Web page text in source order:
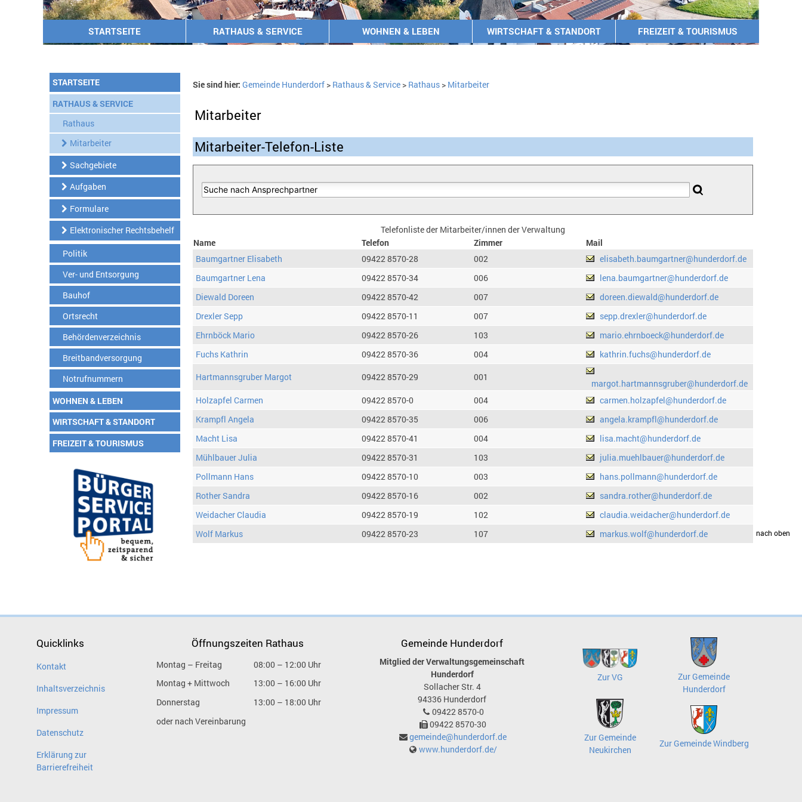
STARTSEITE RATHAUS & SERVICE WOHNEN & LEBEN WIRTSCHAFT & STANDORT FREIZEIT & TOURISMUS
STARTSEITE
RATHAUS & SERVICE
Rathaus
Mitarbeiter
Sachgebiete
Aufgaben
Formulare
Elektronischer Rechtsbehelf
Politik
Ver- und Entsorgung
Bauhof
Ortsrecht
Behördenverzeichnis
Breitbandversorgung
Notrufnummern
WOHNEN & LEBEN
WIRTSCHAFT & STANDORT
FREIZEIT & TOURISMUS
Sie sind hier: Gemeinde Hunderdorf> Rathaus & Service> Rathaus> Mitarbeiter
Mitarbeiter
Mitarbeiter-Telefon-Liste
Telefonliste der Mitarbeiter/innen der Verwaltung
Name
Telefon Zimmer
Mail
Baumgartner Elisabeth
09422 8570-28 002
elisabeth.baumgartner@hunderdorf.de
Baumgartner Lena
09422 8570-34 006
lena.baumgartner@hunderdorf.de
Diewald Doreen
09422 8570-42 007
doreen.diewald@hunderdorf.de
Drexler Sepp
09422 8570-11 007
sepp.drexler@hunderdorf.de
Ehrnböck Mario
09422 8570-26 103
mario.ehrnboeck@hunderdorf.de
Fuchs Kathrin
09422 8570-36 004
kathrin.fuchs@hunderdorf.de
Hartmannsgruber Margot
09422 8570-29 001
margot.hartmannsgruber@hunderdorf.de
Holzapfel Carmen
09422 8570-0 004
carmen.holzapfel@hunderdorf.de
Krampfl Angela
09422 8570-35 006
angela.krampfl@hunderdorf.de
Macht Lisa
09422 8570-41 004
lisa.macht@hunderdorf.de
Mühlbauer Julia
09422 8570-31 103
julia.muehlbauer@hunderdorf.de
Pollmann Hans
09422 8570-10 003
hans.pollmann@hunderdorf.de
Rother Sandra
09422 8570-16 002
sandra.rother@hunderdorf.de
Weidacher Claudia
09422 8570-19 102
claudia.weidacher@hunderdorf.de
Wolf Markus
09422 8570-23 107 markus.wolf@hunderdorf.dedrucken nach oben
Quicklinks
Kontakt
Inhaltsverzeichnis
Impressum
Datenschutz
Erklärung zur
Barrierefreiheit
Öffnungszeiten Rathaus
Montag – Freitag
08:00 – 12:00 Uhr
Montag + Mittwoch
13:00 – 16:00 Uhr
Donnerstag
13:00 – 18:00 Uhr
oder nach Vereinbarung
Gemeinde Hunderdorf
Mitglied der Verwaltungsgemeinschaft
Hunderdorf
Sollacher Str. 4
94336 Hunderdorf
09422 8570-0
09422 8570-30
gemeinde@hunderdorf.de
www.hunderdorf.de/
Zur VG
Zur Gemeinde
Hunderdorf
Zur Gemeinde
Neukirchen
Zur Gemeinde Windberg